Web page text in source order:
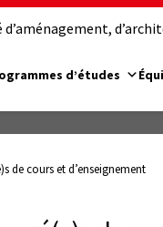
d’aménagement,
d’études
de cours et d’enseignement